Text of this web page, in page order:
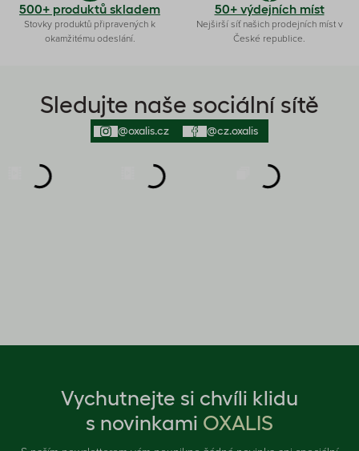
500+ produktů skladem
Stovky produktů připravených k
okamžitému odeslání.
50+ výdejních míst
Nejširší síť našich prodejních míst v
České republice.
Sledujte naše sociální sítě
@oxalis.cz @cz.oxalis
Vychutnejte si chvíli klidu
s novinkami OXALIS